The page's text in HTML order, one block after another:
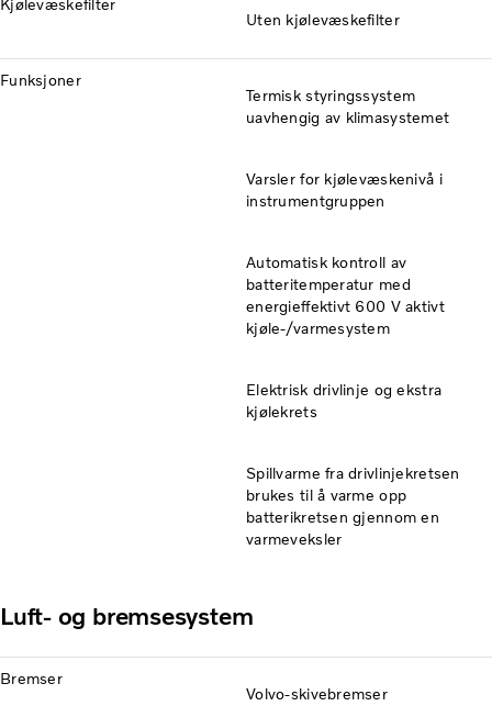
Kjølevæskefilter
Uten kjølevæskefilter
Funksjoner
Termisk styringssystem
uavhengig av klimasystemet
Varsler for kjølevæskenivå i
instrumentgruppen
Automatisk kontroll av
batteritemperatur med
energieffektivt 600 V aktivt
kjøle-/varmesystem
Elektrisk drivlinje og ekstra
kjølekrets
Spillvarme fra drivlinjekretsen
brukes til å varme opp
batterikretsen gjennom en
varmeveksler
Luft- og bremsesystem
Bremser
Volvo-skivebremser